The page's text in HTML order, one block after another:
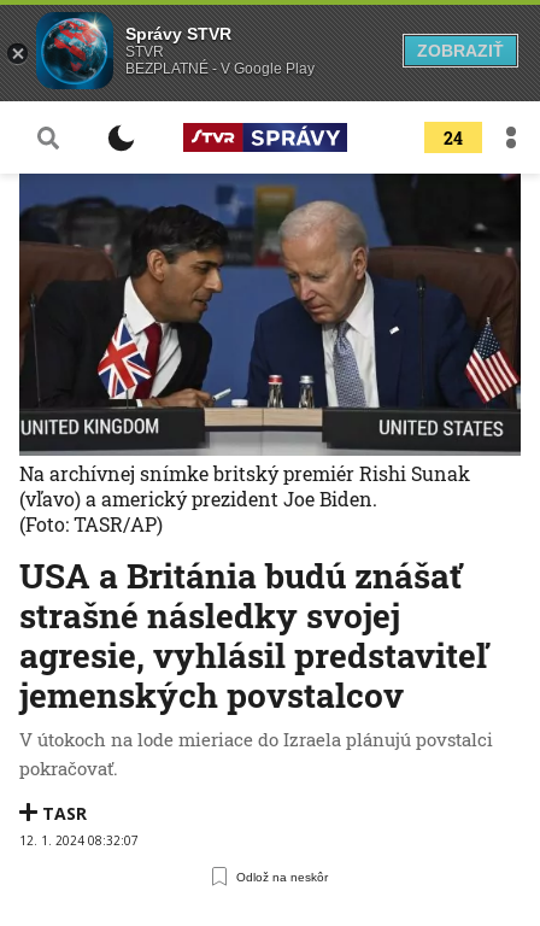
24
USA a Británia budú znášať
strašné následky svojej
agresie, vyhlásil predstaviteľ
jemenských povstalcov
V útokoch na lode mieriace do Izraela plánujú povstalci
pokračovať.
TASR
12. 1. 2024 08:32:07
Odlož na neskôr
Na archívnej snímke britský premiér Rishi Sunak
(vľavo) a americký prezident Joe Biden.
(Foto: TASR/AP)
Správy STVR
STVR
BEZPLATNÉ - V Google Play
ZOBRAZIŤ